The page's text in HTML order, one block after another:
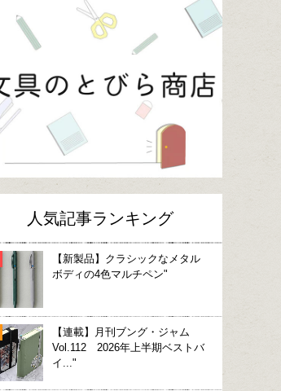
人気記事ランキング
【新製品】クラシックなメタル
ボディの4色マルチペン"
【連載】月刊ブング・ジャム
Vol.112 2026年上半期ベストバ
イ..."